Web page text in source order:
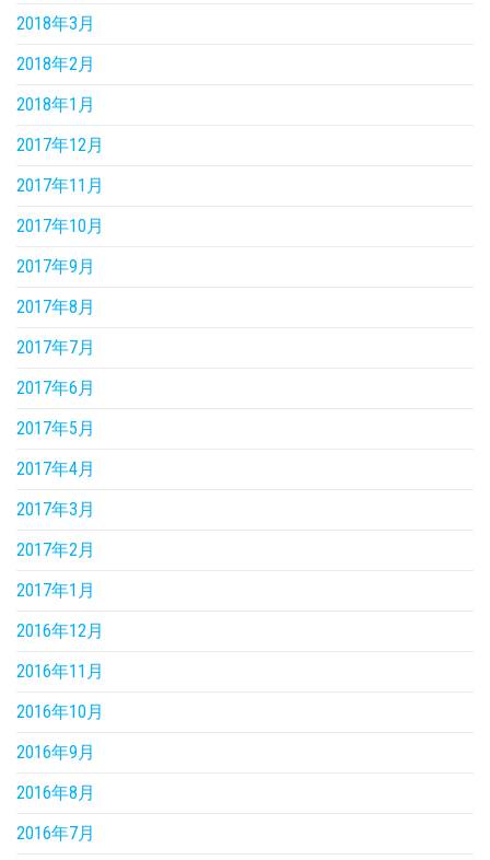
2018年3月
2018年2月
2018年1月
2017年12月
2017年11月
2017年10月
2017年9月
2017年8月
2017年7月
2017年6月
2017年5月
2017年4月
2017年3月
2017年2月
2017年1月
2016年12月
2016年11月
2016年10月
2016年9月
2016年8月
2016年7月